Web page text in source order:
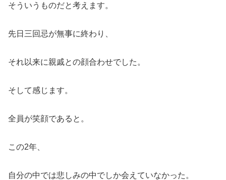
そういうものだと考えます。
先日三回忌が無事に終わり、
それ以来に親戚との顔合わせでした。
そして感じます。
全員が笑顔であると。
この2年、
自分の中では悲しみの中でしか会えていなかった。